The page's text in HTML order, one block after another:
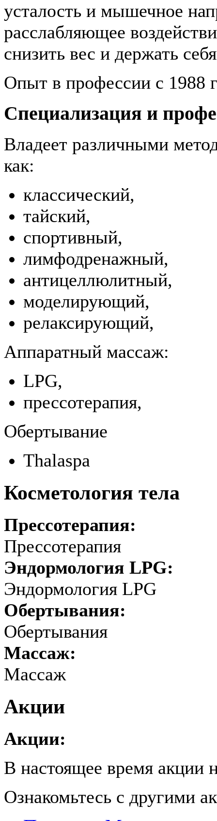
усталость и мышечное
расслабляющее
снизить вес и держать
Опыт в профессии с 1988
Специализация и
Владеет различными
как:
классический,
тайский,
спортивный,
лимфодренажный,
антицеллюлитный,
моделирующий,
релаксирующий,
Аппаратный массаж:
LPG,
прессотерапия,
Обертывание
Thalaspa
Косметология тела
Прессотерапия:
Прессотерапия
Эндормология LPG:
Эндормология LPG
Обертывания:
Обертывания
Массаж:
Массаж
Акции
Акции:
В настоящее время акции
Ознакомьтесь с другими